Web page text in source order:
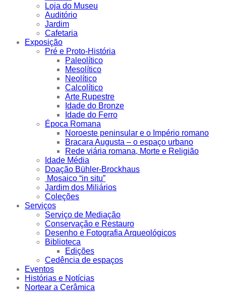
Loja do Museu
Auditório
Jardim
Cafetaria
Exposição
Pré e Proto-História
Paleolítico
Mesolítico
Neolítico
Calcolítico
Arte Rupestre
Idade do Bronze
Idade do Ferro
Época Romana
Noroeste peninsular e o Império romano
Bracara Augusta – o espaço urbano
Rede viária romana, Morte e Religião
Idade Média
Doação Bühler-Brockhaus
Mosaico “in situ”
Jardim dos Miliários
Coleções
Serviços
Serviço de Mediação
Conservação e Restauro
Desenho e Fotografia Arqueológicos
Biblioteca
Edições
Cedência de espaços
Eventos
Histórias e Notícias
Nortear a Cerâmica